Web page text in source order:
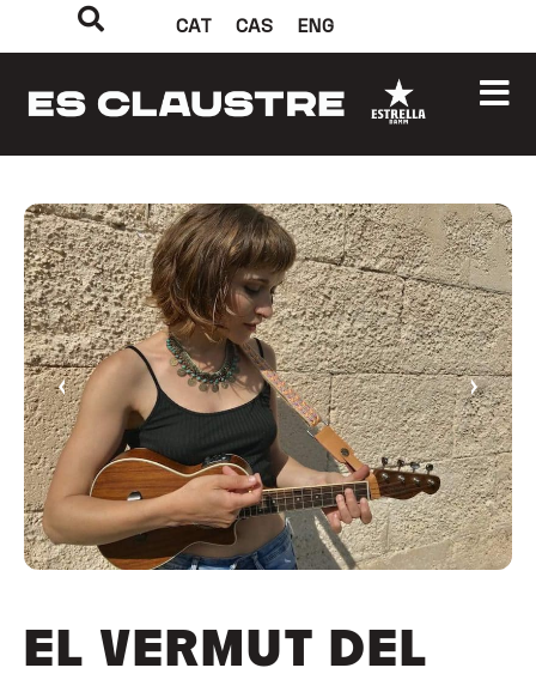
CAT CAS ENG
‹ ›
EL VERMUT DEL